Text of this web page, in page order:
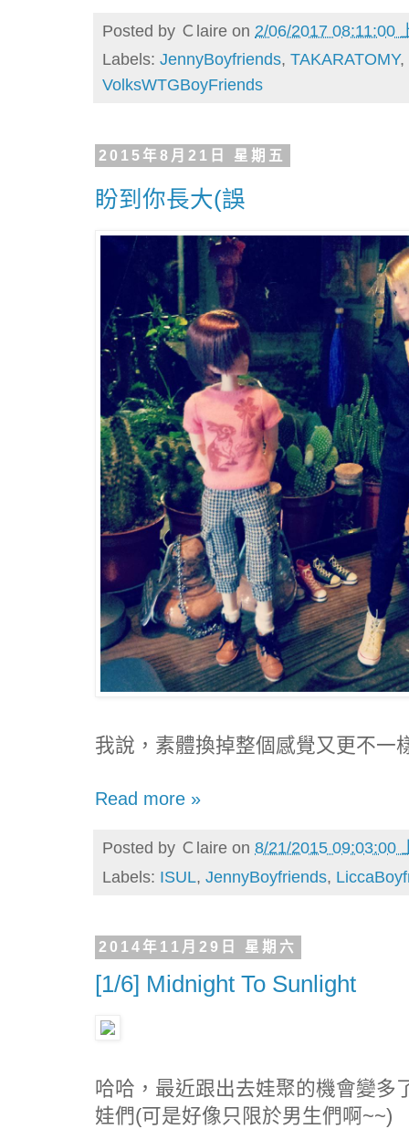
Posted by Ｃlaire on 2/06/2017 08:11:00
Labels: JennyBoyfriends, TAKARATOMY,
VolksWTGBoyFriends
2015年8月21日 星期五
盼到你長大(誤
我說，素體換掉整個感覺又更不一
Read more »
Posted by Ｃlaire on 8/21/2015 09:03:00
Labels: ISUL, JennyBoyfriends,
2014年11月29日 星期六
[1/6] Midnight To Sunlight
哈哈，最近跟出去娃聚的機會變多
娃們(可是好像只限於男生們啊~~)